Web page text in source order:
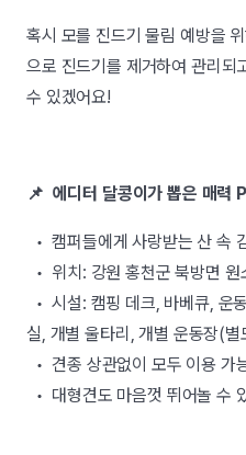
혹시 모를 진드기 물림 예방을
으로 진드기를 제거하여 관리되
수 있겠어요!
📌 에디터 달콩이가 뽑은 매력
• 캠퍼들에게 사랑받는 산 속
• 위치: 강원 홍천군 북방면 원
• 시설: 캠핑 데크, 바베큐, 운
실, 개별 울타리, 개별 운동장(별
• 견종 상관없이 모두 이용 가
• 대형견도 마음껏 뛰어놀 수